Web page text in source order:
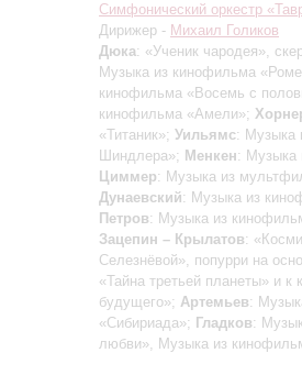
Симфонический оркестр
Дирижер - Михаил Голиков
Дюка: «Ученик чародея»,
Музыка из кинофильма
кинофильма «Восемь с
кинофильма «Амели»;
«Титаник»; Уильямс: Музыка
Шиндлера»; Менкен: Музыка
Циммер: Музыка из
Дунаевский: Музыка из
Петров: Музыка из
Зацепин – Крылатов:
Селезнёвой», попурри на
«Тайна третьей планеты» и к
будущего»; Артемьев:
«Сибириада»; Гладков:
любви», Музыка из